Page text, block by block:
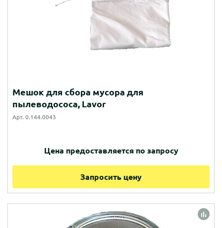
Мешок для сбора мусора для
пылеводососа, Lavor
Арт. 0.144.0043
Цена предоставляется по запросу
Запросить цену